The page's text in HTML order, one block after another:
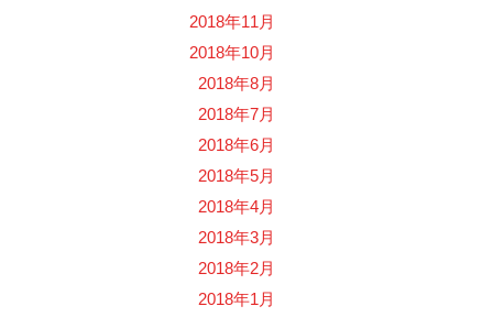
2018年11月
2018年10月
2018年8月
2018年7月
2018年6月
2018年5月
2018年4月
2018年3月
2018年2月
2018年1月